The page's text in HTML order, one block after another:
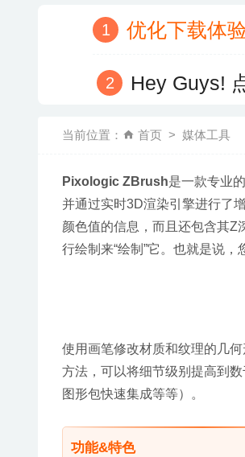
优化下载体
Hey Guys!
当前位置： 首页 媒体工具
Pixologic ZBrush是一款专业
并通过实时3D渲染引擎进行了
颜色值的信息，而且还包含其Z
行绘制来“绘制”它。也就是说
使用画笔修改材质和纹理的几
方法，可以将细节级别提高到
图形包快速集成等等）。
功能&特色